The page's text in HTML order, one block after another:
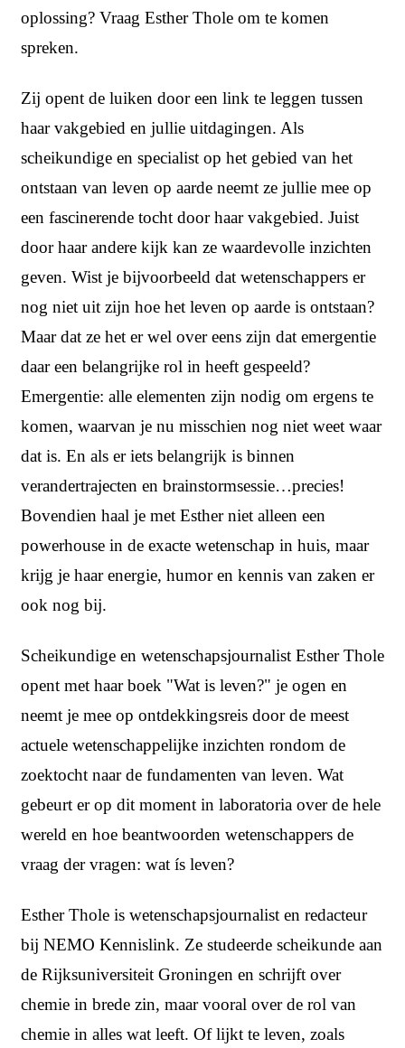
oplossing? Vraag Esther Thole om te komen
spreken.
Zij opent de luiken door een link te leggen tussen
haar vakgebied en jullie uitdagingen. Als
scheikundige en specialist op het gebied van het
ontstaan van leven op aarde neemt ze jullie mee op
een fascinerende tocht door haar vakgebied. Juist
door haar andere kijk kan ze waardevolle inzichten
geven. Wist je bijvoorbeeld dat wetenschappers er
nog niet uit zijn hoe het leven op aarde is ontstaan?
Maar dat ze het er wel over eens zijn dat emergentie
daar een belangrijke rol in heeft gespeeld?
Emergentie: alle elementen zijn nodig om ergens te
komen, waarvan je nu misschien nog niet weet waar
dat is. En als er iets belangrijk is binnen
verandertrajecten en brainstormsessie…precies!
Bovendien haal je met Esther niet alleen een
powerhouse in de exacte wetenschap in huis, maar
krijg je haar energie, humor en kennis van zaken er
ook nog bij.
Scheikundige en wetenschapsjournalist Esther Thole
opent met haar boek "Wat is leven?" je ogen en
neemt je mee op ontdekkingsreis door de meest
actuele wetenschappelijke inzichten rondom de
zoektocht naar de fundamenten van leven. Wat
gebeurt er op dit moment in laboratoria over de hele
wereld en hoe beantwoorden wetenschappers de
vraag der vragen: wat ís leven?
Esther Thole is wetenschapsjournalist en redacteur
bij NEMO Kennislink. Ze studeerde scheikunde aan
de Rijksuniversiteit Groningen en schrijft over
chemie in brede zin, maar vooral over de rol van
chemie in alles wat leeft. Of lijkt te leven, zoals